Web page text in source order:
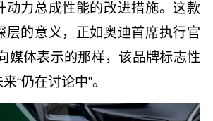
动力总成性能的改进措施。这款
层的意义，正如奥迪首席执行官
媒体表示的那样，该品牌标志性
“仍在讨论中”。